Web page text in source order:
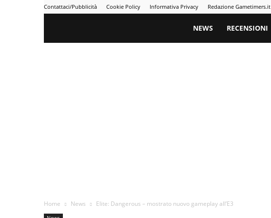
Contattaci/Pubblicità Cookie Policy Informativa Privacy Redazione Gametimers.it
Gametimers
NEWS RECENSIONI
Home News Elite: Dangerous – mostrato nuovo gameplay all’E3